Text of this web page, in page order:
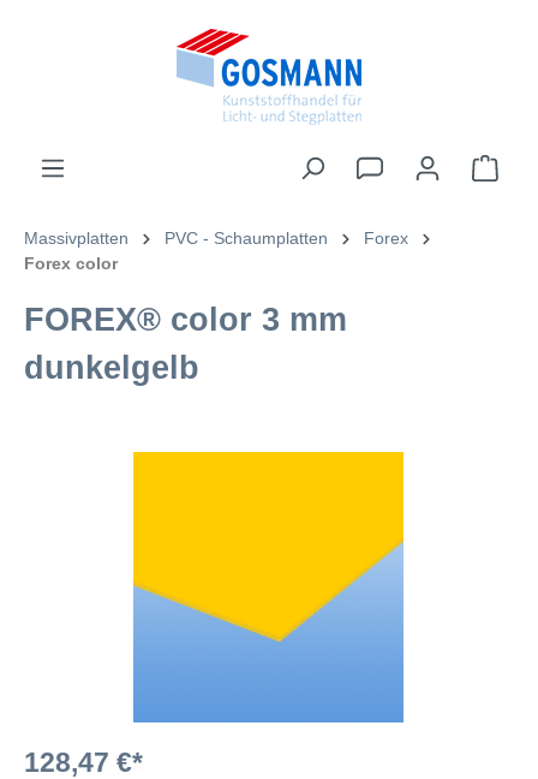
Massivplatten PVC - Schaumplatten
Forex
Forex color
FOREX® color 3 mm
dunkelgelb
128,47 €*